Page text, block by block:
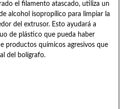
el filamento atascado, utiliza un
alcohol isopropílico para limpiar la
del extrusor. Esto ayudará a
de plástico que pueda haber
productos químicos agresivos que
del bolígrafo.